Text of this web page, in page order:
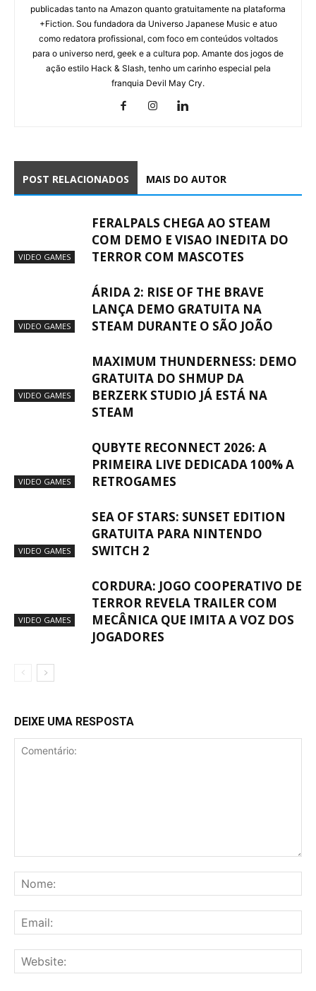
publicadas tanto na Amazon quanto gratuitamente na plataforma
+Fiction. Sou fundadora da Universo Japanese Music e atuo
como redatora profissional, com foco em conteúdos voltados
para o universo nerd, geek e a cultura pop. Amante dos jogos de
ação estilo Hack & Slash, tenho um carinho especial pela
franquia Devil May Cry.
POST RELACIONADOS MAIS DO AUTOR
VIDEO GAMES
FERALPALS CHEGA AO STEAM
COM DEMO E VISAO INEDITA DO
TERROR COM MASCOTES
VIDEO GAMES
ÁRIDA 2: RISE OF THE BRAVE
LANÇA DEMO GRATUITA NA
STEAM DURANTE O SÃO JOÃO
VIDEO GAMES
MAXIMUM THUNDERNESS: DEMO
GRATUITA DO SHMUP DA
BERZERK STUDIO JÁ ESTÁ NA
STEAM
VIDEO GAMES
QUBYTE RECONNECT 2026: A
PRIMEIRA LIVE DEDICADA 100% A
RETROGAMES
VIDEO GAMES
SEA OF STARS: SUNSET EDITION
GRATUITA PARA NINTENDO
SWITCH 2
VIDEO GAMES
CORDURA: JOGO COOPERATIVO DE
TERROR REVELA TRAILER COM
MECÂNICA QUE IMITA A VOZ DOS
JOGADORES
DEIXE UMA RESPOSTA